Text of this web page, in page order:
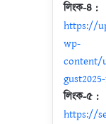
লিংক-৪ :
https://
wp-
content/
লিংক-৫ :
https://